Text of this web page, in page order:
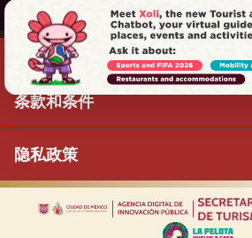
条款和条件
隐私政策